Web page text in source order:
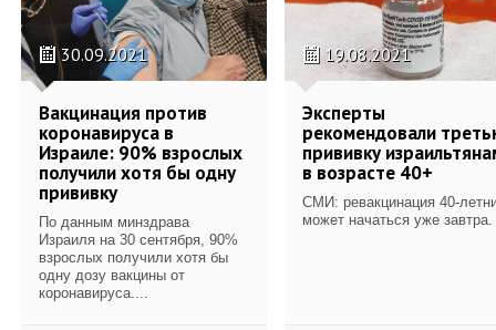
30.09.2021
Вакцинация против
коронавируса в
Израиле: 90% взрослых
получили хотя бы одну
прививку
По данным минздрава
Израиля на 30 сентября, 90%
взрослых получили хотя бы
одну дозу вакцины от
коронавируса....
19.08.2021
Эксперты
рекомендовали
прививку
в возрасте 40+
СМИ: ревакцинация 40-
может начаться уже завтра.